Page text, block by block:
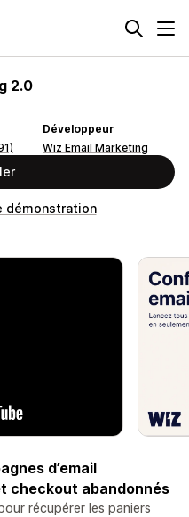
2.0
Développeur
Wiz Email Marketing
démonstration
d’email
checkout abandonnés
récupérer les paniers